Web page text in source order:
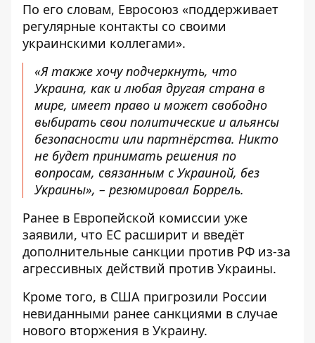
По его словам, Евросоюз «поддерживает
регулярные контакты со своими
украинскими коллегами».
«Я также хочу подчеркнуть, что
Украина, как и любая другая страна в
мире, имеет право и может свободно
выбирать свои политические и альянсы
безопасности или партнёрства. Никто
не будет принимать решения по
вопросам, связанным с Украиной, без
Украины», – резюмировал Боррель.
Ранее в Европейской комиссии уже
заявили, что ЕС расширит и введёт
дополнительные санкции против РФ из-за
агрессивных действий против Украины.
Кроме того, в США пригрозили России
невиданными ранее санкциями в случае
нового вторжения в Украину.